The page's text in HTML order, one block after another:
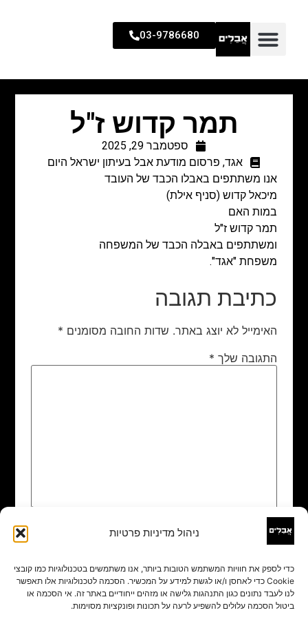
ניהול מדיניות פרטיות
כדי לספק את חוויות המשתמש הטובות ביותר, אנו משתמשים בטכנולוגיות כמו קובצי
Cookie כדי לאחסן ו/או לגשת למידע על המכשיר. הסכמה לטכנולוגיות אלו תאפשר
לנו לעבד נתונים כגון התנהגות גלישה או מזהים ייחודיים באתר זה. אי הסכמה או
ביטול הסכמה עלולים להשפיע לרעה על תכונות ופונקציות מסוימות.
03-9786680
תמר קדוש ז"ל
ספטמבר 29, 2025
אגד, פרסום מודעת אבל בעיתון ישראל היום
אנו משתתפים באבלו הכבד של העובד
מיכאל קדוש (סניף אילת)
במות האם
תמר קדוש ז"ל
ומשתתפים באבלה הכבד של המשפחה
משפחת "אגד".
כתיבת תגובה
האימייל לא יוצג באתר. שדות החובה מסומנים *
התגובה שלך *
שם
אימייל*